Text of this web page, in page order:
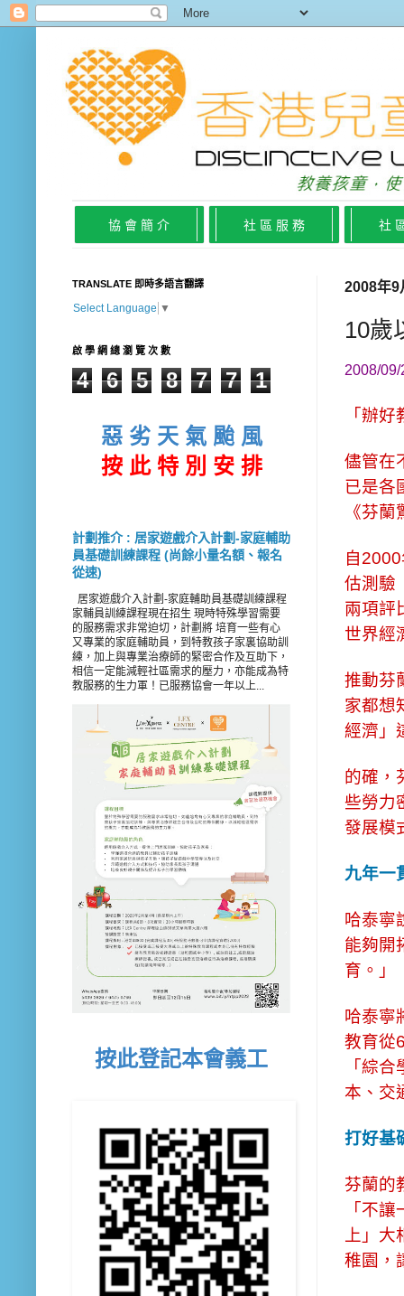
協 會 簡 介 社 區 服 務 社
2008年9
10歲
2008/
「辦
儘管在
已是各
《芬
自
估測驗
兩項評
世界經
推動芬
家都想
經濟」
的確，
些勞力
發展模
九年一
哈泰寧
能夠開
育。」
哈泰寧
教育從
「綜
本、交
打好基
芬蘭的
「不
上」大
稚園，
TRANSLATE 即時多語言翻譯
Select Language ▼
啟 學 網 總 瀏 覽 次 數
4 6 5 8 7 7 1
惡 劣 天 氣 颱 風
按 此 特 別 安 排
計劃推介 : 居家遊戲介入計劃-家庭輔助
員基礎訓練課程 (尚餘小量名額、報名
從速)
居家遊戲介入計劃-家庭輔助員基礎訓練課程
家輔員訓練課程現在招生 現時特殊學習需要
的服務需求非常迫切，計劃將 培育一些有心
又專業的家庭輔助員，到特教孩子家裏協助訓
練，加上與專業治療師的緊密合作及互助下，
相信一定能減輕社區需求的壓力，亦能成為特
教服務的生力軍！已服務協會一年以上...
按此登記本會義工